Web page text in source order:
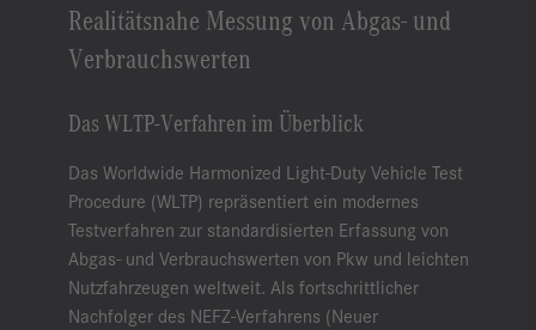
Realitätsnahe Messung von Abgas- und
Verbrauchswerten
Das WLTP-Verfahren im Überblick
Das Worldwide Harmonized Light-Duty Vehicle Test
Procedure (WLTP) repräsentiert ein modernes
Testverfahren zur standardisierten Erfassung von
Abgas- und Verbrauchswerten von Pkw und leichten
Nutzfahrzeugen weltweit. Als fortschrittlicher
Nachfolger des NEFZ-Verfahrens (Neuer